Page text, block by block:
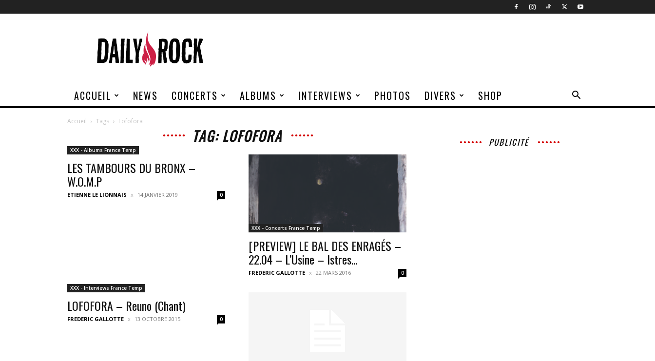
Rock
ACCUEIL NEWS CONCERTS ALBUMS INTERVIEWS PHOTOS DIVERS SHOP
Accueil Tags Lofofora
TAG: LOFOFORA
XXX - Albums France Temp
LES TAMBOURS DU BRONX –
W.O.M.P
ETIENNE LE LIONNAIS 14 JANVIER 2019 0
XXX - Concerts France Temp
[PREVIEW] LE BAL DES ENRAGÉS –
22.04 – L’Usine – Istres...
FREDERIC GALLOTTE 22 MARS 2016 0
XXX - Interviews France Temp
LOFOFORA – Reuno (Chant)
FREDERIC GALLOTTE 13 OCTOBRE 2015 0
PUBLICITÉ